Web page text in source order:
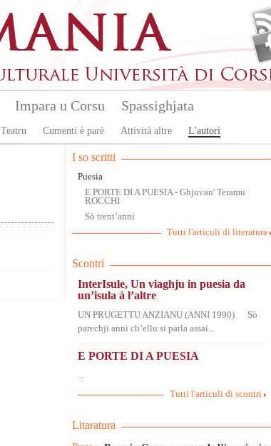
Teatru Cumenti è parè Attività altre L'autori
Impara u Corsu Spassighjata
I so scritti
Puesia
E PORTE DI A PUESIA - Ghjuvan' Teramu
ROCCHI
Sò trent’anni
Tutti l'articuli di literatura
Scontri
InterIsule, Un viaghju in puesia da
un’isula à l’altre
UN PRUGETTU ANZIANU (ANNI 1990) Sò
parechji anni ch’ellu si parla assai...
E PORTE DI A PUESIA
...
Tutti l'articuli di scontri
Litaratura